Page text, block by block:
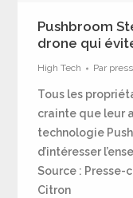
Pushbroom
drone qui
High Tech Par
Tous les
crainte que leur
technologie
d’intéresser
Source : Presse-
Citron